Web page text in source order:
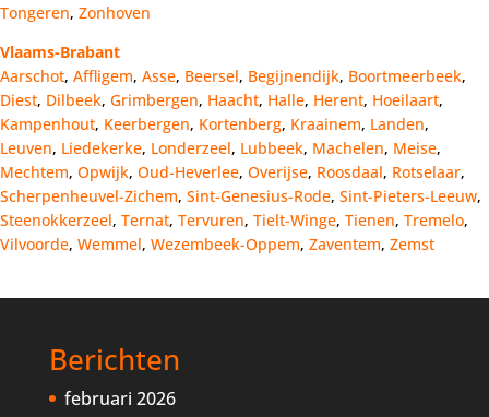
Tongeren, Zonhoven
Vlaams-Brabant
Aarschot, Affligem, Asse, Beersel, Begijnendijk, Boortmeerbeek,
Diest, Dilbeek, Grimbergen, Haacht, Halle, Herent, Hoeilaart,
Kampenhout, Keerbergen, Kortenberg, Kraainem, Landen,
Leuven, Liedekerke, Londerzeel, Lubbeek, Machelen, Meise,
Mechtem, Opwijk, Oud-Heverlee, Overijse, Roosdaal, Rotselaar,
Scherpenheuvel-Zichem, Sint-Genesius-Rode, Sint-Pieters-Leeuw,
Steenokkerzeel, Ternat, Tervuren, Tielt-Winge, Tienen, Tremelo,
Vilvoorde, Wemmel, Wezembeek-Oppem, Zaventem, Zemst
Berichten
februari 2026